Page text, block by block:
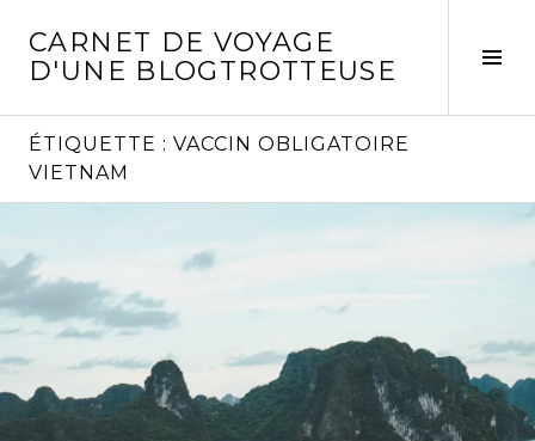
contenu
CARNET DE VOYAGE
D'UNE BLOGTROTTEUSE
ÉTIQUETTE : VACCIN OBLIGATOIRE
VIETNAM